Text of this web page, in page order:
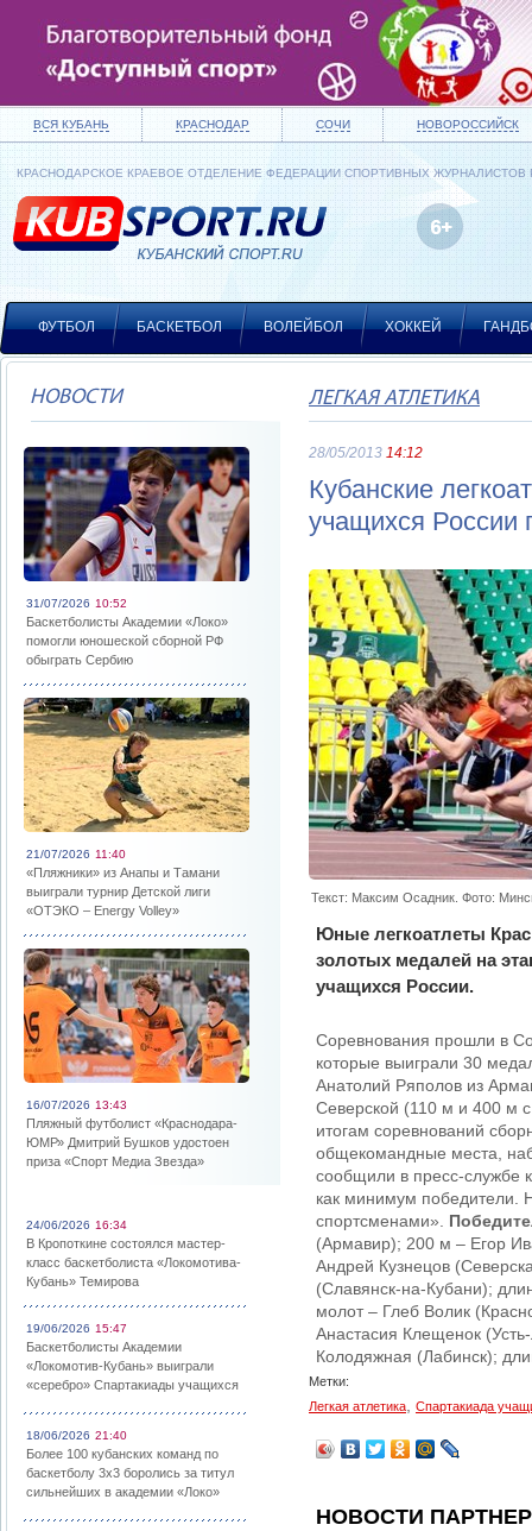
ВСЯ КУБАНЬ КРАСНОДАР СОЧИ НОВОРОССИЙСК
КРАСНОДАРСКОЕ КРАЕВОЕ ОТДЕЛЕНИЕ ФЕДЕРАЦИИ СПОРТИВНЫХ ЖУРНАЛИСТОВ
ФУТБОЛ БАСКЕТБОЛ ВОЛЕЙБОЛ ХОККЕЙ
НОВОСТИ
31/07/2026 10:52
Баскетболисты Академии «Локо»
помогли юношеской сборной РФ
обыграть Сербию
21/07/2026 11:40
«Пляжники» из Анапы и Тамани
выиграли турнир Детской лиги
«ОТЭКО – Energy Volley»
16/07/2026 13:43
Пляжный футболист «Краснодара-
ЮМР» Дмитрий Бушков удостоен
приза «Спорт Медиа Звезда»
24/06/2026 16:34
В Кропоткине состоялся мастер-
класс баскетболиста «Локомотива-
Кубань» Темирова
19/06/2026 15:47
Баскетболисты Академии
«Локомотив-Кубань» выиграли
«серебро» Спартакиады учащихся
18/06/2026 21:40
Более 100 кубанских команд по
баскетболу 3х3 боролись за титул
сильнейших в академии «Локо»
ЛЕГКАЯ АТЛЕТИКА
28/05/2013 14:12
Кубанские
учащихся
Текст: Максим Осадник. Фото:
Юные легкоатлеты
золотых медалей на
учащихся России.
Соревнования прошли в
которые выиграли 30
Анатолий Ряполов из
Северской (110 м и 400 м
итогам соревнований
общекомандные места,
сообщили в пресс-службе
как минимум победители.
спортсменами».
(Армавир); 200 м – Егор
Андрей Кузнецов
(Славянск-на-Кубани);
молот – Глеб Волик
Анастасия Клещенок
Колодяжная (Лабинск);
Метки:
Легкая атлетика
Спартакиада
НОВОСТИ